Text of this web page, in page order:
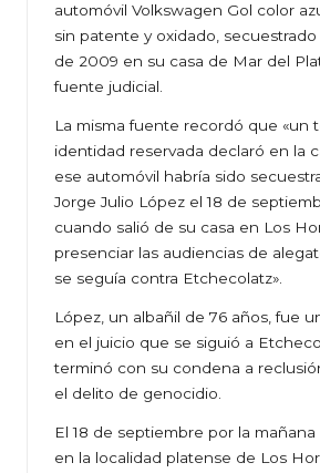
automóvil Volkswagen Gol color
sin patente y oxidado, secuestrado
de 2009 en su casa de Mar del
fuente judicial.
La misma fuente recordó que «un
identidad reservada declaró en la
ese automóvil habría sido
Jorge Julio López el 18 de
cuando salió de su casa en Los
presenciar las audiencias de
se seguía contra Etchecolatz».
López, un albañil de 76 años, fue
en el juicio que se siguió a
terminó con su condena a
el delito de genocidio.
El 18 de septiembre por la mañana
en la localidad platense de Los